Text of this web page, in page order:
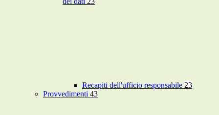
Recapiti dell'ufficio responsabile 23
Provvedimenti 43